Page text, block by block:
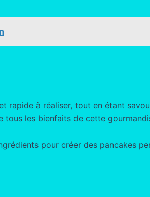
à réaliser, tout en étant
les bienfaits de cette
pour créer des pancakes